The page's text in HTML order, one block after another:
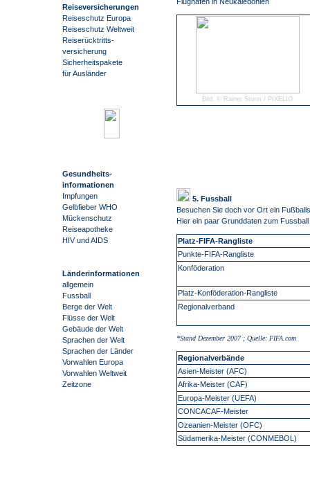
Reiseversicherungen
Reiseschutz Europa
Reiseschutz Weltweit
Reiserücktritts-
versicherung
Sicherheitspakete
für Ausländer
Gesundheits-
informationen
Impfungen
Gelbfieber WHO
Mückenschutz
Reiseapotheke
HIV und AIDS
Länderinformationen
allgemein
Fussball
Berge der Welt
Flüsse der Welt
Gebäude der Welt
Sprachen der Welt
Sprachen der Länder
Vorwahlen Europa
Vorwahlen Weltweit
Zeitzone
Bild: © Rainer Sturm / PIXELIO
5. Fussball
Besuchen Sie doch vor Ort ein
Hier ein paar Grunddaten zum
Platz-FIFA-Rangliste
Punkte-FIFA-Rangliste
Konföderation
Platz-Konföderation-Rangliste
Regionalverband
*Stand Dezember 2007 ; Quelle: FIFA.com
Regionalverbände
Asien-Meister (AFC)
Afrika-Meister (CAF)
Europa-Meister (UEFA)
CONCACAF-Meister
Ozeanien-Meister (OFC)
Südamerika-Meister (CONMEBOL)